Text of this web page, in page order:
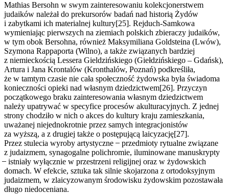
Mathias Bersohn w swym zainteresowaniu kolekcjonerstwem
judaików należał do prekursorów badań nad historią Żydów
i zabytkami ich materialnej kultury[25]. Rejduch-Samkowa
wymieniając pierwszych na ziemiach polskich zbieraczy judaików,
w tym obok Bersohna, również Maksymiliana Goldsteina (Lwów),
Szymona Rappaporta (Wilno), a także związanych bardziej
z niemieckością Lessera Gieldzińskiego (Giełdzińskiego – Gdańsk),
Artura i Jana Krontalów (Kronthalów, Poznań) podkreśliła,
że w tamtym czasie nie cała społeczność żydowska była świadoma
konieczności opieki nad własnym dziedzictwem[26]. Przyczyn
początkowego braku zainteresowania własnym dziedzictwem
należy upatrywać w specyfice procesów akulturacyjnych. Z jednej
strony chodziło w nich o akces do kultury kraju zamieszkania,
uważanej niejednokrotnie przez samych integracjonistów
za wyższą, a z drugiej także o postępującą laicyzację[27].
Przez stulecia wyroby artystyczne ̶ przedmioty rytualne związane
z judaizmem, synagogalne polichromie, iluminowane manuskrypty
̶ istniały wyłącznie w przestrzeni religijnej oraz w żydowskich
domach. W efekcie, sztuka tak silnie skojarzona z ortodoksyjnym
judaizmem, w zlaicyzowanym środowisku żydowskim pozostawała
długo niedoceniana.